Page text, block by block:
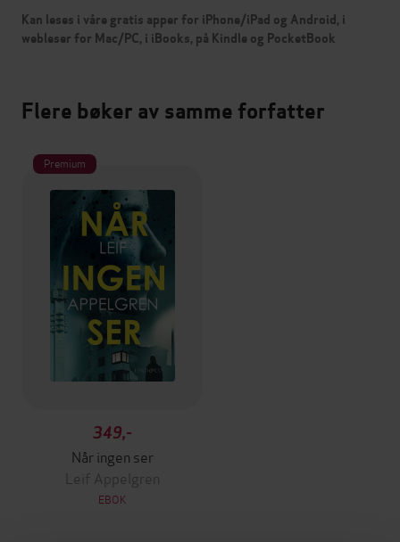
Kan leses i våre gratis apper for iPhone/iPad og Android, i
webleser for Mac/PC, i iBooks, på Kindle og PocketBook
Flere bøker av samme forfatter
Premium
349,-
Når ingen ser
Leif Appelgren
EBOK